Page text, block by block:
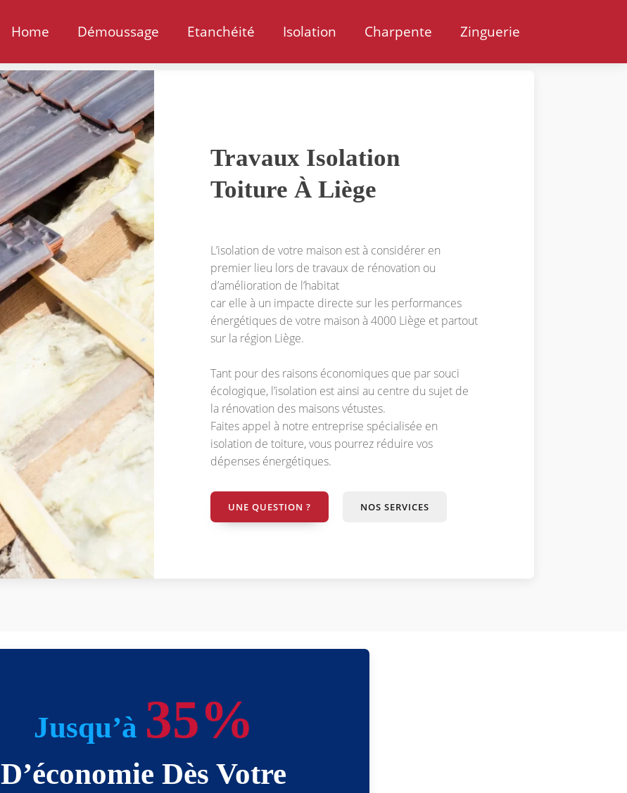
Home Démoussage Etanchéité Isolation Charpente Zinguerie
Travaux Isolation
Toiture À Liège
L’isolation de votre maison est à considérer en
premier lieu lors de travaux de rénovation ou
d’amélioration de l’habitat
car elle à un impacte directe sur les performances
énergétiques de votre maison à 4000 Liège et partout
sur la région Liège.
Tant pour des raisons économiques que par souci
écologique, l’isolation est ainsi au centre du sujet de
la rénovation des maisons vétustes.
Faites appel à notre entreprise spécialisée en
isolation de toiture, vous pourrez réduire vos
dépenses énergétiques.
UNE QUESTION ? NOS SERVICES
Jusqu’à 35%
D’économie Dès Votre